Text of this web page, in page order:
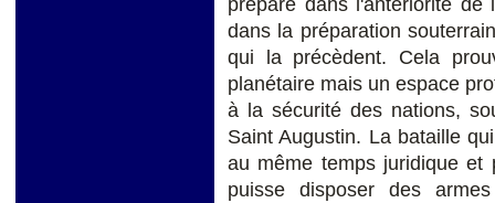
prépare dans l'antériorité
dans la préparation
qui la précèdent. Cela
planétaire mais un espace
à la sécurité des nations,
Saint Augustin. La bataille
au même temps juridique et
puisse disposer des